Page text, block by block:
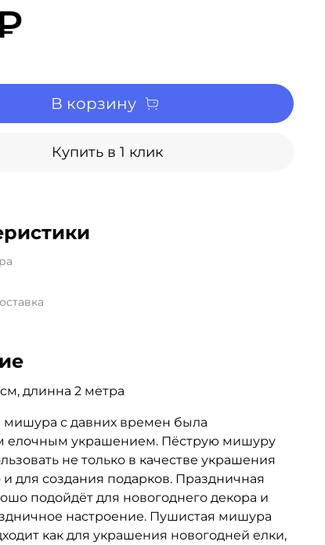
В корзину
Купить в 1 клик
длинна 2 метра
мишура с давних времен была
елочным украшением. Пёструю мишуру
не только в качестве украшения
и для создания подарков. Праздничная
подойдёт для новогоднего декора и
настроение. Пушистая мишура
как для украшения новогодней елки,